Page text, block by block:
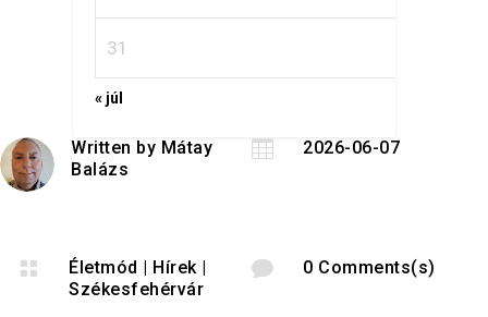
31
« júl
Written by Mátay
Balázs
 2026-06-07
 Életmód | Hírek|
Székesfehérvár
 0 Comments(s)